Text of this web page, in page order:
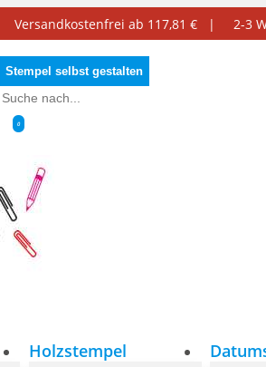
Versandkostenfrei ab 117,81 € | 2-3
Stempel selbst gestalten
0
Holzstempel